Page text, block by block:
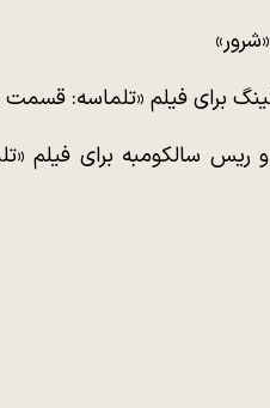
برای فیلم «تلماسه: قسمت
ریس سالکومبه برای فیلم